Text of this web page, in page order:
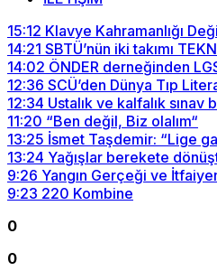
15:12 Klavye Kahramanlığı
14:21 SBTÜ’nün iki takımı
14:02 ÖNDER derneğinden
12:36 SCÜ’den Dünya Tıp
12:34 Ustalık ve kalfalık sınav
11:20 “Ben değil, Biz olalım“
13:25 İsmet Taşdemir: “Lige
13:24 Yağışlar berekete
9:26 Yangın Gerçeği ve
9:23 220 Kombine
0
0